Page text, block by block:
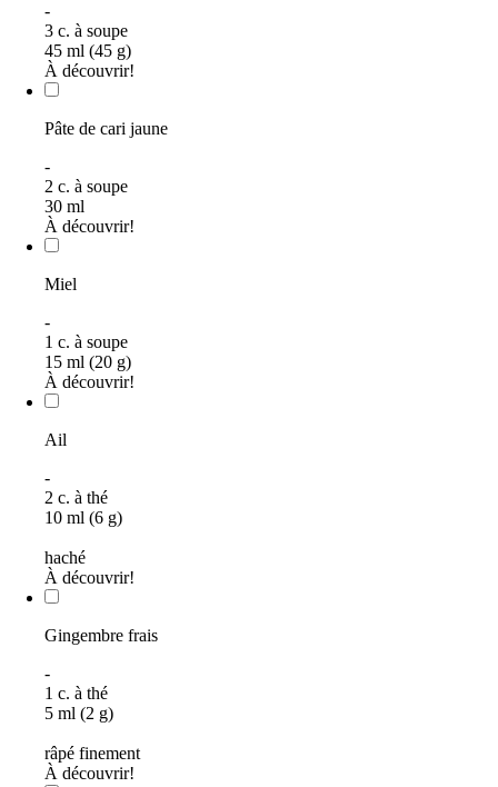
-
3 c. à soupe
45 ml (45 g)
À découvrir!
Pâte de cari jaune
-
2 c. à soupe
30 ml
À découvrir!
Miel
-
1 c. à soupe
15 ml (20 g)
À découvrir!
Ail
-
2 c. à thé
10 ml (6 g)
haché
À découvrir!
Gingembre frais
-
1 c. à thé
5 ml (2 g)
râpé finement
À découvrir!